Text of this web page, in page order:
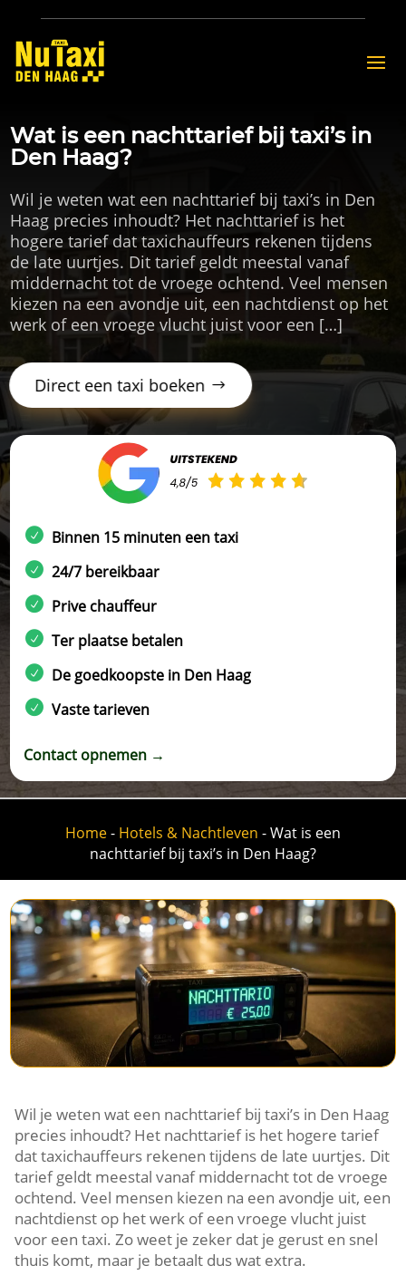
Wat is een nachttarief bij taxi’s in
Den Haag?
Wil je weten wat een nachttarief bij taxi’s in Den
Haag precies inhoudt? Het nachttarief is het
hogere tarief dat taxichauffeurs rekenen tijdens
de late uurtjes. Dit tarief geldt meestal vanaf
middernacht tot de vroege ochtend. Veel mensen
kiezen na een avondje uit, een nachtdienst op het
werk of een vroege vlucht juist voor een […]
Direct een taxi boeken
Binnen 15 minuten een taxi
24/7 bereikbaar
Prive chauffeur
Ter plaatse betalen
De goedkoopste in Den Haag
Vaste tarieven
Contact opnemen →
Home- Hotels & Nachtleven -Wat is een
nachttarief bij taxi’s in Den Haag?
Wil je weten wat een nachttarief bij taxi’s in Den Haag
precies inhoudt? Het nachttarief is het hogere tarief
dat taxichauffeurs rekenen tijdens de late uurtjes. Dit
tarief geldt meestal vanaf middernacht tot de vroege
ochtend. Veel mensen kiezen na een avondje uit, een
nachtdienst op het werk of een vroege vlucht juist
voor een taxi. Zo weet je zeker dat je gerust en snel
thuis komt, maar je betaalt dus wat extra.